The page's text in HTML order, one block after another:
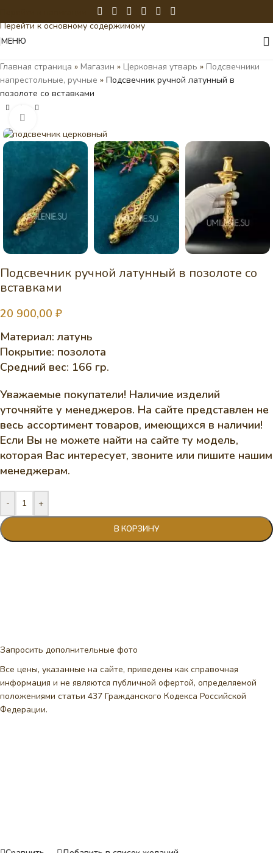
Перейти к основному содержимому
МЕНЮ
Главная страница » Магазин » Церковная утварь » Подсвечники
напрестольные, ручные » Подсвечник ручной латунный в
позолоте со вставками
Подсвечник ручной латунный в позолоте со
вставками
20 900,00 ₽
Материал: латунь
Покрытие: позолота
Средний вес: 166 гр.
Уважаемые покупатели! Наличие изделий
уточняйте у менеджеров. На сайте представлен не
весь ассортимент товаров, имеющихся в наличии!
Если Вы не можете найти на сайте ту модель,
которая Вас интересует, звоните или пишите нашим
менеджерам.
- +
В КОРЗИНУ
Запросить дополнительные фото
Все цены, указанные на сайте, приведены как справочная
информация и не являются публичной офертой, определяемой
положениями статьи 437 Гражданского Кодекса Российской
Федерации.